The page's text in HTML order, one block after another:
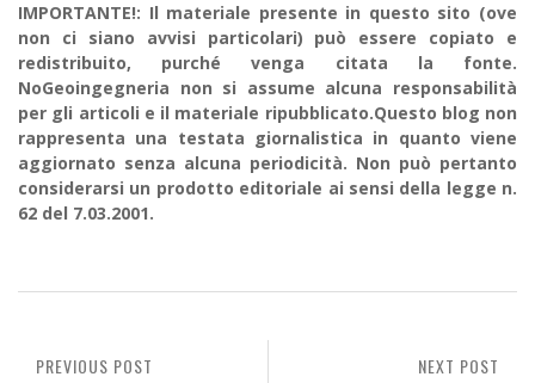
IMPORTANTE!: Il materiale presente in questo sito (ove
non ci siano avvisi particolari) può essere copiato e
redistribuito, purché venga citata la fonte.
NoGeoingegneria non si assume alcuna responsabilità
per gli articoli e il materiale ripubblicato.Questo blog non
rappresenta una testata giornalistica in quanto viene
aggiornato senza alcuna periodicità. Non può pertanto
considerarsi un prodotto editoriale ai sensi della legge n.
62 del 7.03.2001.
NEXT POST
PREVIOUS POST